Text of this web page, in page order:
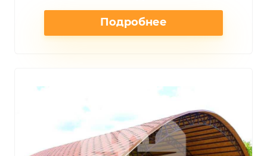
Подробнее